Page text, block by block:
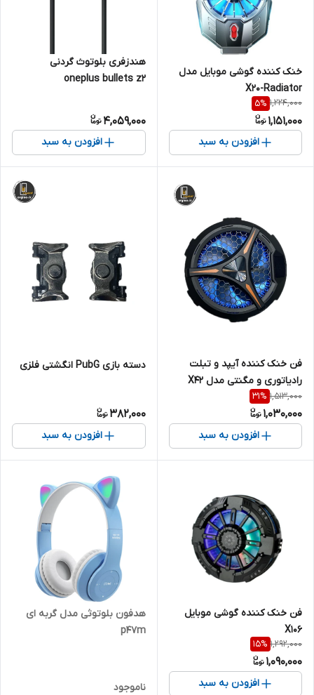
خنک کننده گوشی موبایل مدل
X20-Radiator
1,224,000
5%
1,151,000
افزودن به سبد
هندزفری بلوتوث گردنی
oneplus bullets z2
4,059,000
افزودن به سبد
فن خنک کننده آیپد و تبلت
رادیاتوری و مگنتی مدل X42
1,513,000
31%
1,030,000
افزودن به سبد
دسته بازی PubG انگشتی فلزی
382,000
افزودن به سبد
فن خنک کننده گوشی موبایل
X106
1,292,000
15%
1,090,000
افزودن به سبد
هدفون بلوتوثی مدل گربه ای
p47m
ناموجود